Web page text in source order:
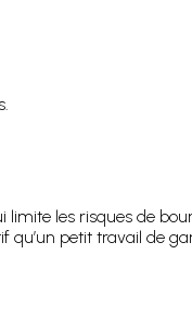
limite les risques de
petit travail de